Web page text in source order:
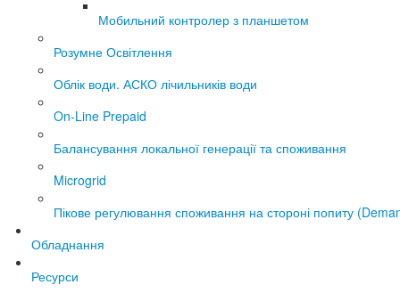
Мобильний контролер з планшетом
Розумне Освітлення
Облік води. АСКО лічильників води
On-Line Prepaid
Балансування локальної генерації та споживання
Microgrid
Пікове регулювання споживання на стороні попиту
Обладнання
Ресурси